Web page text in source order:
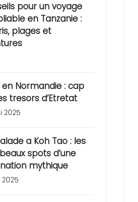
pour un voyage
en Tanzanie :
plages et
en Normandie : cap
tresors d’Etretat
2025
a Koh Tao : les
spots d’une
mythique